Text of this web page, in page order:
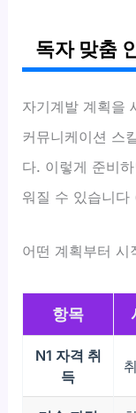
독자 맞춤
자기계발 계획을
커뮤니케이션 스
다. 이렇게 준비
워질 수 있습니
어떤 계획부터 시
항목
N1 자격 취
득